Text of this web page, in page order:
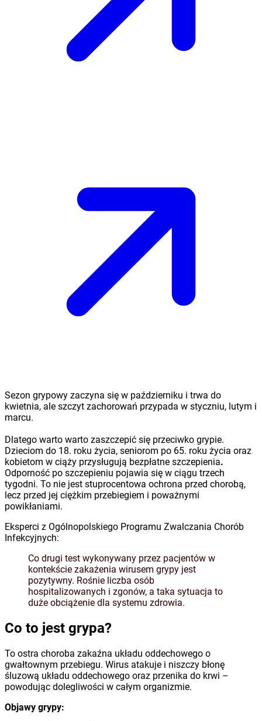
Sezon grypowy zaczyna się w październiku i trwa do
kwietnia, ale szczyt zachorowań przypada w styczniu, lutym i
marcu.
Dlatego warto warto zaszczepić się przeciwko grypie.
Dzieciom do 18. roku życia, seniorom po 65. roku życia oraz
kobietom w ciąży przysługują bezpłatne szczepienia.
Odporność po szczepieniu pojawia się w ciągu trzech
tygodni. To nie jest stuprocentowa ochrona przed chorobą,
lecz przed jej ciężkim przebiegiem i poważnymi
powikłaniami.
Eksperci z Ogólnopolskiego Programu Zwalczania Chorób
Infekcyjnych:
Co drugi test wykonywany przez pacjentów w
kontekście zakażenia wirusem grypy jest
pozytywny. Rośnie liczba osób
hospitalizowanych i zgonów, a taka sytuacja to
duże obciążenie dla systemu zdrowia.
Co to jest grypa?
To ostra choroba zakaźna układu oddechowego o
gwałtownym przebiegu. Wirus atakuje i niszczy błonę
śluzową układu oddechowego oraz przenika do krwi –
powodując dolegliwości w całym organizmie.
Objawy grypy: